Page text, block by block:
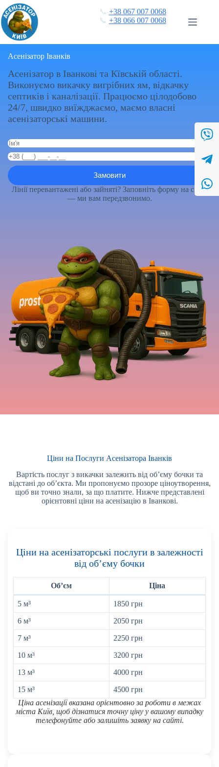
Перейти
до
вмісту
📞 +38 067 007 0068
📞 +38 066 007 0068
Асенізатор Іванків
Асенізатор в Іванкові та Кївській області.
Виконуємо викачку вигрібних ям, відкачку
септиків і каналізації. Працюємо цілодобово
24/7, швидко виїжджаємо, маємо власні
асенізаторські машини.
Лінії перевантажені або зайняті? Заповніть форму на сайті
— ми вам передзвонимо.
Ціни на Послуги Асенізатора Іванків
Вартість послуг з викачки залежить від об’єму бочки та
відстані до об’єкта. Ми пропонуємо прозоре ціноутворення,
щоб ви точно знали, за що платите. Нижче представлені
орієнтовні ціни на асенізацію в Іванкові.
Ціни на асенізаторські послуги в залежності
від об’єму бочки
Обʼєм Ціна
5 м³ 1850 грн
6 м³ 2050 грн
7 м³ 2250 грн
10 м³ 3200 грн
13 м³ 4000 грн
15 м³
4500 грн
Ціна асенізації вказана орієнтовно за роботи в межах
міста Київ, щоб дізнатися точну ціну у вашому випадку
телефонуйте або залишіть заявку на сайті.